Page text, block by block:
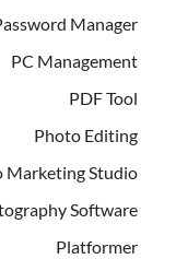
Manager
PC Management
PDF Tool
Photo Editing
Marketing Studio
Software
Platformer